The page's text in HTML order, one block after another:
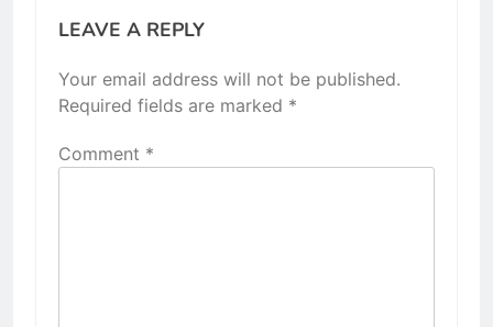
LEAVE A REPLY
Your email address will not be published.
Required fields are marked *
Comment *